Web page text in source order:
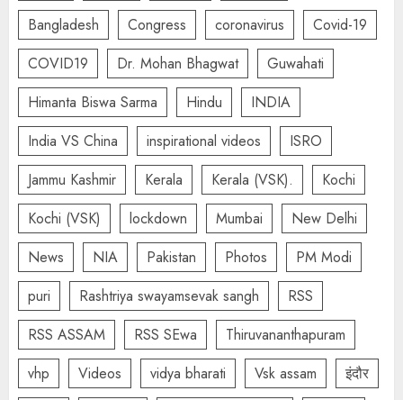
Bangladesh
Congress coronavirus
Covid-19
COVID19
Dr. Mohan Bhagwat
Guwahati
Himanta Biswa Sarma
Hindu
INDIA
India VS China
inspirational videos
ISRO
Jammu Kashmir
Kerala Kerala (VSK).
Kochi
Kochi (VSK)
lockdown Mumbai
New Delhi
News
NIA Pakistan Photos
PM Modi
puri
Rashtriya swayamsevak sangh
RSS
RSS ASSAM
RSS SEwa
Thiruvananthapuram
vhp
Videos vidya bharati Vsk assam
इंदौर